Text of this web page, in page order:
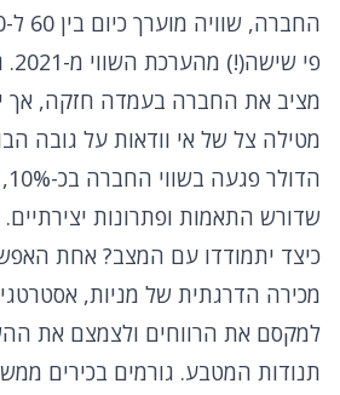
פי
מציב את החברה בעמדה חזקה, אך
מטילה צל של אי וודאות על גובה
שדורש התאמות ופתרונות יצירתיים.
כיצד יתמודדו עם המצב? אחת
מכירה הדרגתית של מניות,
למקסם את הרווחים ולצמצם את
תנודות המטבע. גורמים בכירים